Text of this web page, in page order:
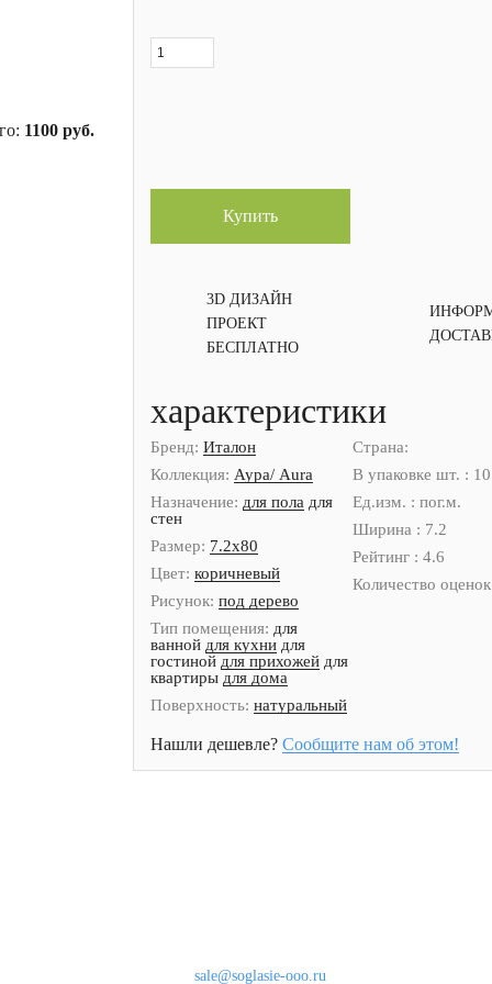
1100 руб.
Купить
3D ДИЗАЙН
ПРОЕКТ
БЕСПЛАТНО
характеристики
Бренд: Италон
Коллекция: Аура/ Aura
Назначение: для пола для
стен
Размер: 7.2x80
Цвет: коричневый
Рисунок: под дерево
Тип помещения: для
ванной для кухни для
гостиной для прихожей для
квартиры для дома
Поверхность: натуральный
Страна:
В упаковке шт. : 10
Ед.изм. : пог.м.
Ширина : 7.2
Рейтинг : 4.6
Количество
Нашли дешевле? Сообщите нам об этом!
sale@soglasie-ooo.ru